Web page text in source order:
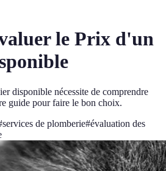
le Prix d'un
disponible nécessite de comprendre
guide pour faire le bon choix.
services de plomberie#évaluation des